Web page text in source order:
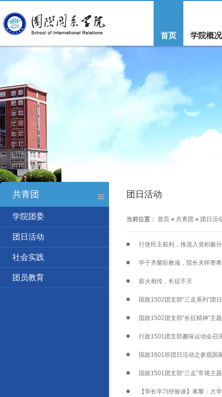
首页 学院概况
共青团 团日活动
学院团委
团日活动
社会实践
团员教育
当前位置： 首页 » 共青团 » 团日活
行使民主权利，推选入党积极
学子齐聚听教诲，院长关怀寄
薪火相传，长征不灭
国政1502团支部“三走系列”团
国政1502团支部“长征精神”主
行政1501团支部趣味运动会召
国政1601班团日活动之参观国
国政1501团支部“三走”常规主
【学长学习经验谈】蒋黎：